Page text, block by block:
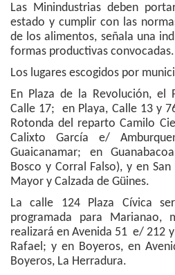
Las Minindustrias deben
estado y cumplir con las
de los alimentos, señala una
formas productivas convocadas.
Los lugares escogidos por
En Plaza de la Revolución, el
Calle 17; en Playa, Calle 13 y
Rotonda del reparto Camilo
Calixto García e/
Guaicanamar; en
Bosco y Corral Falso), y en
Mayor y Calzada de Güines.
La calle 124 Plaza Cívica
programada para Marianao,
realizará en Avenida 51 e/ 212
Rafael; y en Boyeros, en
Boyeros, La Herradura.